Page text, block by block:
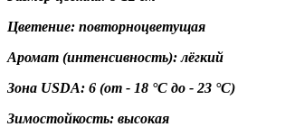
Цветение: повторноцветущая
Аромат (интенсивность): лёгкий
Зона USDA: 6 (от - 18 °C до - 23 °C)
Зимостойкость: высокая